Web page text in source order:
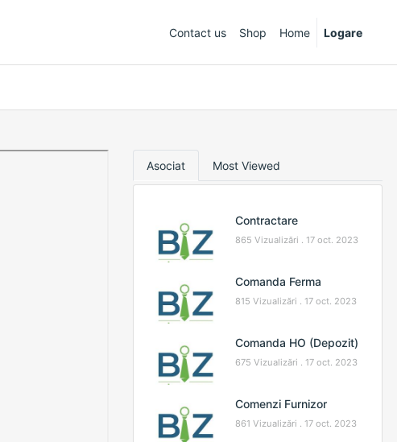
Contact us Shop Home Logare
Asociat Most Viewed
Contractare
865 Vizualizări . 17 oct. 2023
Comanda Ferma
815 Vizualizări . 17 oct. 2023
Comanda HO (Depozit)
675 Vizualizări . 17 oct. 2023
Comenzi Furnizor
861 Vizualizări . 17 oct. 2023